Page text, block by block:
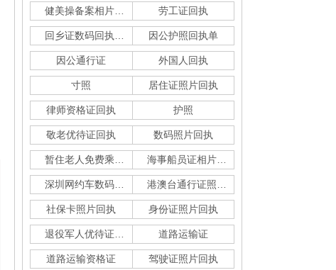
劳工证回执
因公护照回执单
因公通行证 外国人回执
寸照 居住证照片回执
律师资格证回执 护照
敬老优待证回执 数码照片回执
海事船员证相片采集
社保卡照片回执 身份证照片回执
道路运输证
道路运输资格证 驾驶证照片回执